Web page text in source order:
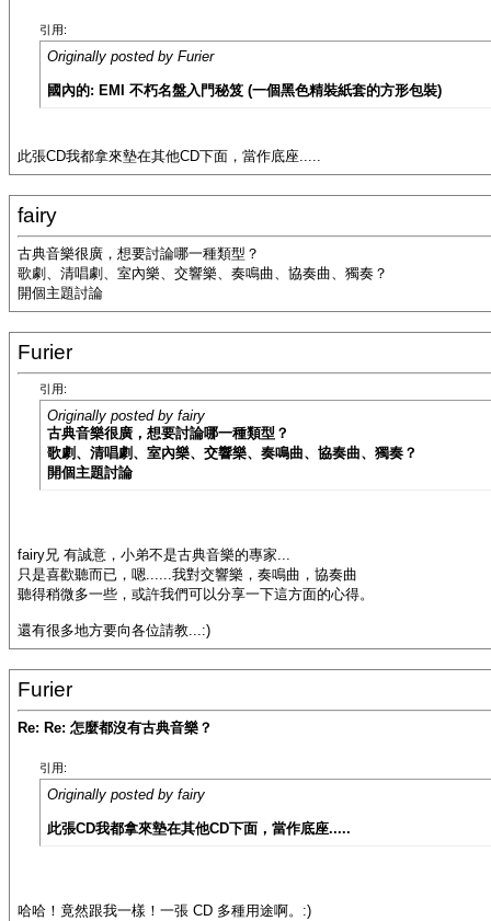
引用:
Originally posted by Furier
國內的: EMI 不朽名盤入門秘笈 (一個黑色精裝紙套的方形包裝)
此張CD我都拿來墊在其他CD下面，當作底座.....
fairy
古典音樂很廣，想要討論哪一種類型？
歌劇、清唱劇、室內樂、交響樂、奏鳴曲、協奏曲、獨奏？
開個主題討論
Furier
引用:
Originally posted by fairy
古典音樂很廣，想要討論哪一種類型？
歌劇、清唱劇、室內樂、交響樂、奏鳴曲、協奏曲、獨奏？
開個主題討論
fairy兄 有誠意，小弟不是古典音樂的專家...
只是喜歡聽而已，嗯......我對交響樂，奏鳴曲，協奏曲
聽得稍微多一些，或許我們可以分享一下這方面的心得。
還有很多地方要向各位請教...:)
Furier
Re: Re: 怎麼都沒有古典音樂？
引用:
Originally posted by fairy
此張CD我都拿來墊在其他CD下面，當作底座.....
哈哈！竟然跟我一樣！一張 CD 多種用途啊。:)